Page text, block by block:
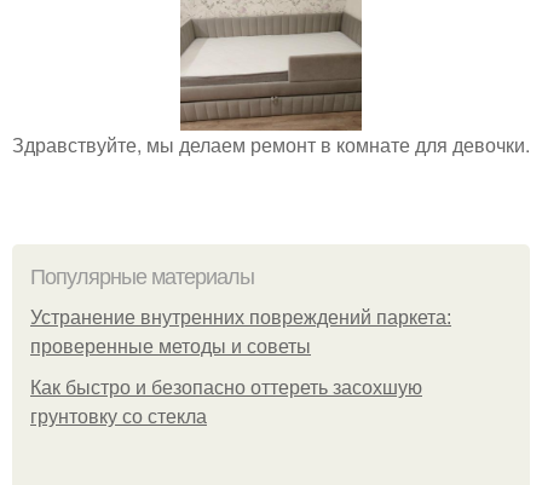
Здравствуйте, мы делаем ремонт в комнате для девочки.
Популярные материалы
Устранение внутренних повреждений паркета:
проверенные методы и советы
Как быстро и безопасно оттереть засохшую
грунтовку со стекла